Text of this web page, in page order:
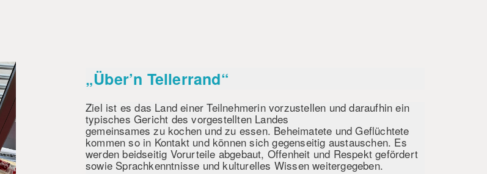
„Über’n Tellerrand“
Ziel ist es das Land einer Teilnehmerin vorzustellen und daraufhin ein
typisches Gericht des vorgestellten Landes
gemeinsames zu kochen und zu essen. Beheimatete und Geflüchtete
kommen so in Kontakt und können sich gegenseitig austauschen. Es
werden beidseitig Vorurteile abgebaut, Offenheit und Respekt gefördert
sowie Sprachkenntnisse und kulturelles Wissen weitergegeben.